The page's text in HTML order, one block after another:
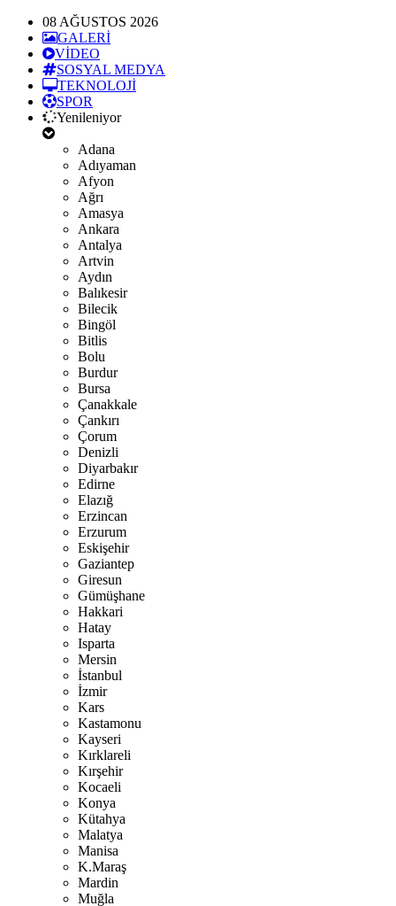
08 AĞUSTOS 2026
GALERİ
VİDEO
SOSYAL MEDYA
TEKNOLOJİ
SPOR
Yenileniyor
Adana
Adıyaman
Afyon
Ağrı
Amasya
Ankara
Antalya
Artvin
Aydın
Balıkesir
Bilecik
Bingöl
Bitlis
Bolu
Burdur
Bursa
Çanakkale
Çankırı
Çorum
Denizli
Diyarbakır
Edirne
Elazığ
Erzincan
Erzurum
Eskişehir
Gaziantep
Giresun
Gümüşhane
Hakkari
Hatay
Isparta
Mersin
İstanbul
İzmir
Kars
Kastamonu
Kayseri
Kırklareli
Kırşehir
Kocaeli
Konya
Kütahya
Malatya
Manisa
K.Maraş
Mardin
Muğla